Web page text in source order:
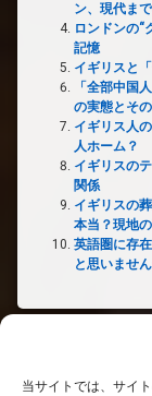
当サイトでは、サイ
ン、現代ま
ロンドンの“
記憶
イギリスと
「全部中国
の実態とそ
イギリス人
人ホーム？
イギリスの
関係
イギリスの
本当？現地
英語圏に存
と思いませ